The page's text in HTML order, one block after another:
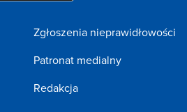
Zgłoszenia nieprawidłowości
Patronat medialny
Redakcja